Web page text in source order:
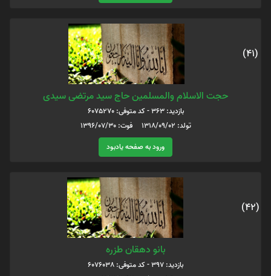
(41)
حجت الاسلام والمسلمین حاج سید مرتضی سیدی
بازدید: 363 - کد متوفی: 6075270
تولد: 1318/09/02 فوت: 1396/07/30
ورود به صفحه یادبود
(42)
بانو دهقان طزره
بازدید: 397 - کد متوفی: 6076038